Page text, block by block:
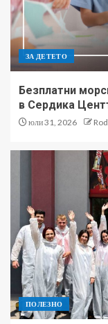
ЗА ДЕТЕТО
Безплатни
в Сердика
юли 31, 2026
ПОЛЕЗНО